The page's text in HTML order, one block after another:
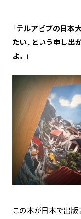
「 テルアビブの日本
たい、という申し出
よ。 」
この本が日本で出版